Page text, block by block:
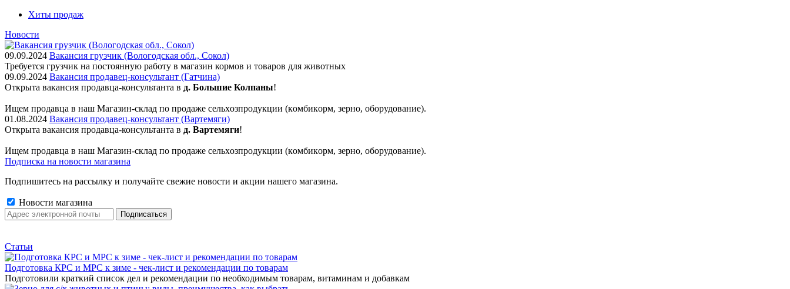
Хиты продаж
Новости
09.09.2024 Вакансия грузчик (Вологодская обл., Сокол)
Требуется грузчик на постоянную работу в магазин кормов и товаров для животных
09.09.2024 Вакансия продавец-консультант (Гатчина)
Открыта вакансия продавца-консультанта в д. Большие Колпаны!
Ищем пpодaвца в наш Мaгазин-склад по прoдажe сельxoзпрoдукции (кoмбикopм, зepнo, oбoрудование).
01.08.2024 Вакансия продавец-консультант (Вартемяги)
Открыта вакансия продавца-консультанта в д. Вартемяги!
Ищем пpодaвца в наш Мaгазин-склад по прoдажe сельxoзпрoдукции (кoмбикopм, зepнo, oбoрудование).
Подписка на новости магазина
Подпишитесь на рассылку и получайте свежие новости и акции нашего магазина.
Новости магазина
Статьи
Подготовка КРС и МРС к зиме - чек-лист и рекомендации по товарам
Подготовили краткий список дел и рекомендации по необходимым товарам, витаминам и добавкам